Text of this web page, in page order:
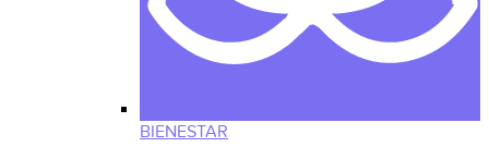
BIENESTAR